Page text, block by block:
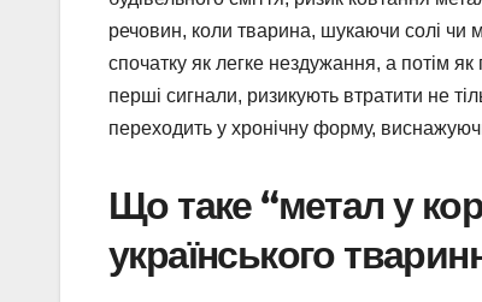
речовин, коли тварина, шукаючи солі чи
спочатку як легке нездужання, а потім
перші сигнали, ризикують втратити не
переходить у хронічну форму,
Що таке “метал у
українського